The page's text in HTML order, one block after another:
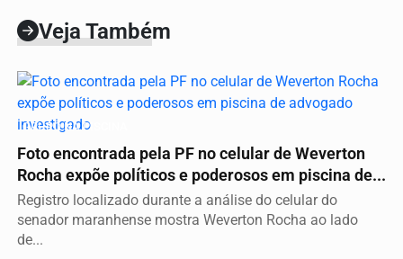
Veja Também
GRUPO NA PISCINA
Foto encontrada pela PF no celular de Weverton
Rocha expõe políticos e poderosos em piscina de...
Registro localizado durante a análise do celular do
senador maranhense mostra Weverton Rocha ao lado
de...